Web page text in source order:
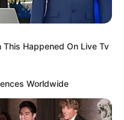
Happened On Live Tv
Worldwide